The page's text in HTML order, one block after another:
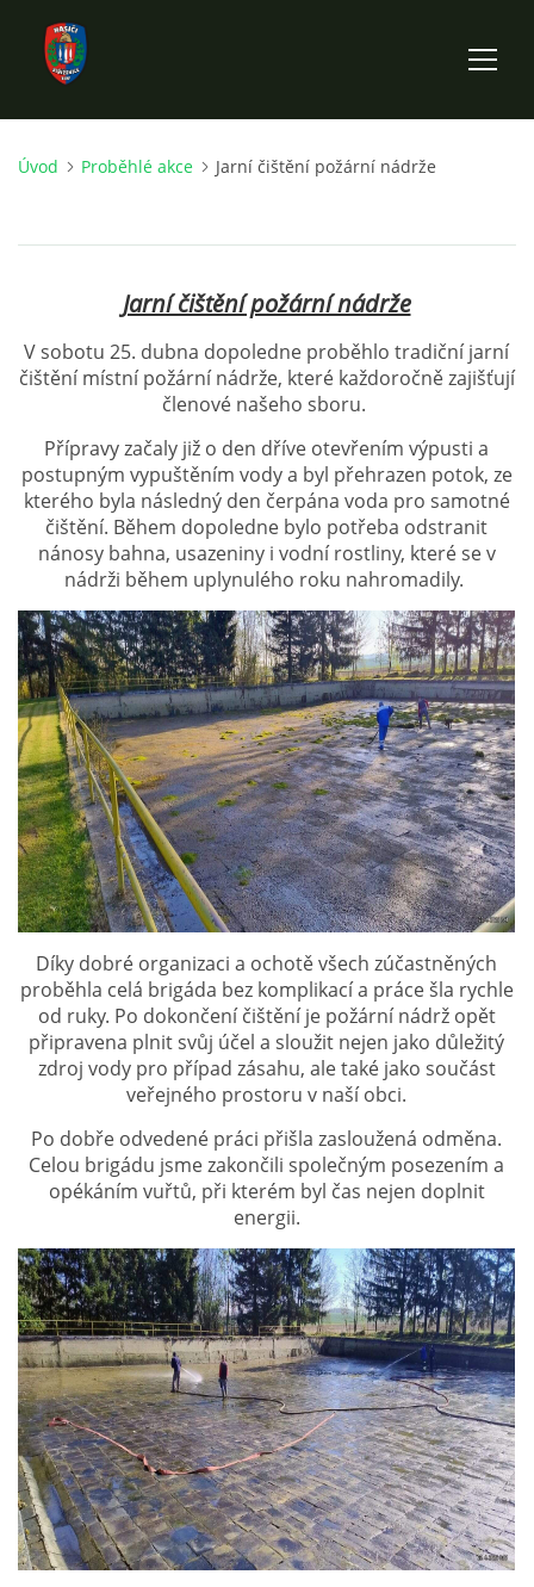
ÚVOD
HISTORIE SBORU
VÝKONNÝ VÝBOR SBORU
DOKUMENTY
VÝJEZDOVÁ JEDNOTKA
FOTOGALERIE
PROBĚHLÉ AKCE
KROUŽEK MH
DESATERO
SVATÝ FLORIÁN
MODLITBA HASIČE
ARCHIV
SH ČMS - SDH STŘÍŽOVICE
Střížovice 157, 332 07
IČO: 49183516
číslo účtu: 193707116/0300
Starosta sboru: Vladimír Plic
tel: +420 603 789 645
email: PlicVlada@seznam.cz
© 2026 eStránky.cz |Tisk|Aktualizováno: 5. 8. 2026|Nahoru ↑
Úvod Proběhlé akce Jarní čištění požární nádrže
Jarní čištění požární nádrže
V sobotu 25. dubna dopoledne proběhlo tradiční jarní
čištění místní požární nádrže, které každoročně zajišťují
členové našeho sboru.
Přípravy začaly již o den dříve otevřením výpusti a
postupným vypuštěním vody a byl přehrazen potok, ze
kterého byla následný den čerpána voda pro samotné
čištění. Během dopoledne bylo potřeba odstranit
nánosy bahna, usazeniny i vodní rostliny, které se v
nádrži během uplynulého roku nahromadily.
Díky dobré organizaci a ochotě všech zúčastněných
proběhla celá brigáda bez komplikací a práce šla rychle
od ruky. Po dokončení čištění je požární nádrž opět
připravena plnit svůj účel a sloužit nejen jako důležitý
zdroj vody pro případ zásahu, ale také jako součást
veřejného prostoru v naší obci.
Po dobře odvedené práci přišla zasloužená odměna.
Celou brigádu jsme zakončili společným posezením a
opékáním vuřtů, při kterém byl čas nejen doplnit
energii.